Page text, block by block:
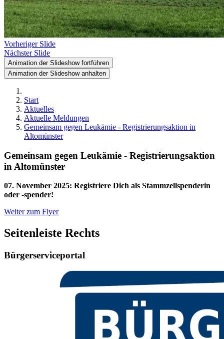
Vorheriger Slide
Nächster Slide
Animation der Slideshow fortführen
Animation der Slideshow anhalten
Start
Aktuelles
Aktuelle Meldungen
Gemeinsam gegen Leukämie - Registrierungsaktion in
Altomünster
Gemeinsam gegen Leukämie - Registrierungsaktion
in Altomünster
07. November 2025: Registriere Dich als Stammzellspenderin
oder -spender!
Weiter zum Flyer
Seitenleiste Rechts
Bürgerserviceportal